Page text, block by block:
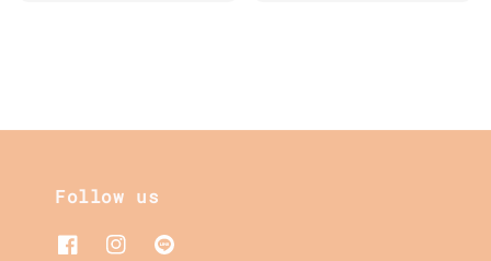
Follow us